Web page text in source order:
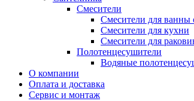
Смесители
Смесители для ванны
Смесители для кухни
Смесители для
Полотенцесушители
Водяные
О компании
Оплата и доставка
Сервис и монтаж